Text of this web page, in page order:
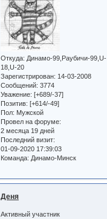
Откуда: Динамо-99,Раубичи-99,U-
18,U-20
Зарегистрирован: 14-03-2008
Сообщений: 3774
Уважение: [+689/-37]
Позитив: [+614/-49]
Пол: Мужской
Провел на форуме:
2 месяца 19 дней
Последний визит:
01-09-2020 17:39:03
Команда: Динамо-Минск
Деня
Активный участник